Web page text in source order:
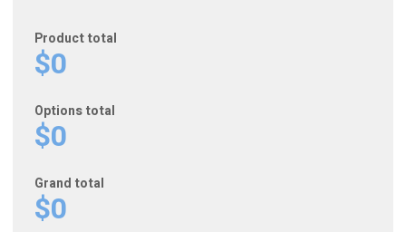
Product total
$0
Options total
$0
Grand total
$0